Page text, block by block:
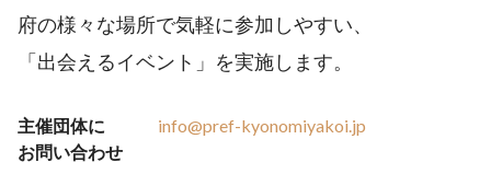
府の様々な場所で気軽に参加しやすい、
「出会えるイベント」を実施します。
主催団体に
お問い合わせ
info@pref-kyonomiyakoi.jp